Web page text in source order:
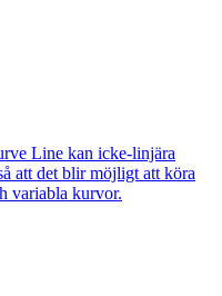
Line kan icke-linjära
att det blir möjligt att köra
variabla kurvor.